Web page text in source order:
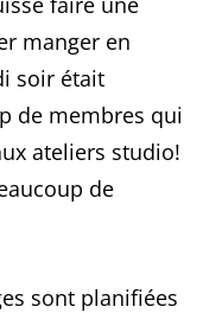
manger en
soir était
de membres qui
ateliers studio!
de
sont planifiées